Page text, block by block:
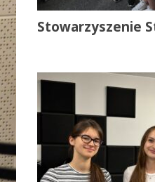
Stowarzyszenie